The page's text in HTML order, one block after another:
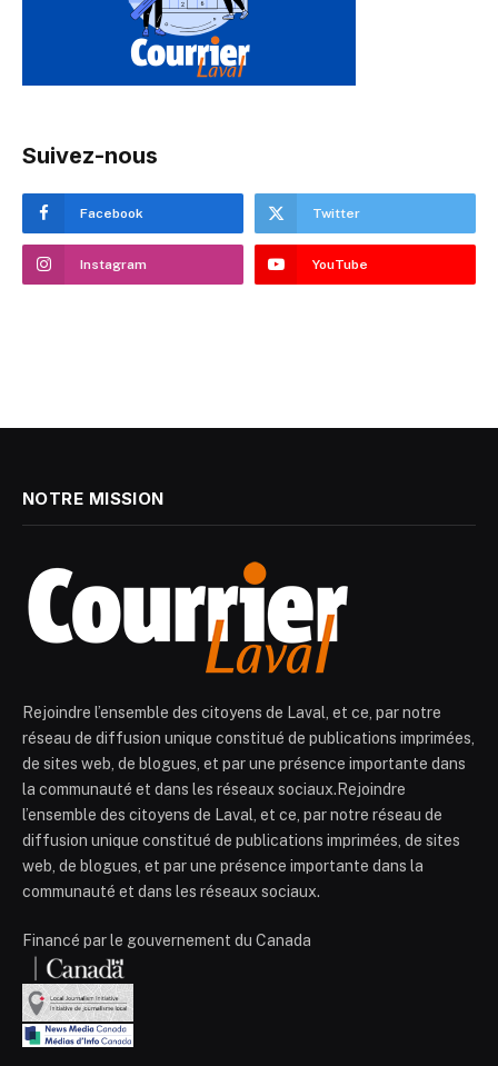
Suivez-nous
Facebook Twitter
Instagram YouTube
NOTRE MISSION
Rejoindre l’ensemble des citoyens de Laval, et ce, par notre
réseau de diffusion unique constitué de publications imprimées,
de sites web, de blogues, et par une présence importante dans
la communauté et dans les réseaux sociaux.Rejoindre
l’ensemble des citoyens de Laval, et ce, par notre réseau de
diffusion unique constitué de publications imprimées, de sites
web, de blogues, et par une présence importante dans la
communauté et dans les réseaux sociaux.
Financé par le gouvernement du Canada